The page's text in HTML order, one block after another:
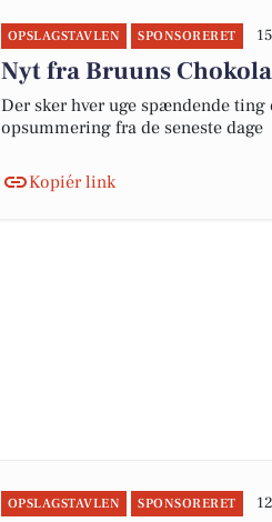
OPSLAGSTAVLEN SPONSORERET
Nyt fra Bruuns
Der sker hver uge spændende
opsummering fra de seneste dage
Kopiér link
OPSLAGSTAVLEN SPONSORERET